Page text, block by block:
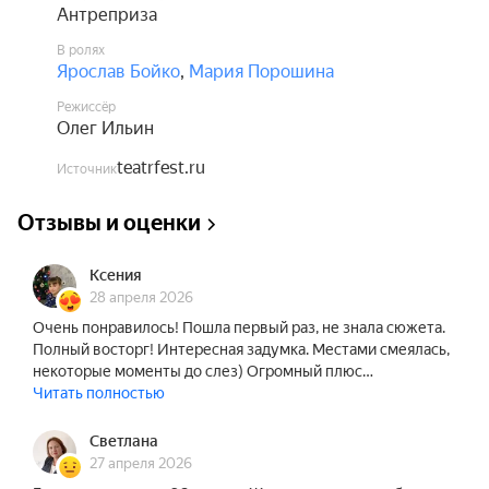
Спектакль идёт с одним антрактом.
Антреприза
В ролях
Ярослав Бойко, Мария Порошина
Режиссёр
Олег Ильин
Источникteatrfest.ru
Отзывы и оценки
Ксения
28 апреля 2026
Очень понравилось! Пошла первый раз, не знала сюжета.
Полный восторг! Интересная задумка. Местами смеялась,
некоторые моменты до слез) Огромный плюс…
Читать полностью
Светлана
27 апреля 2026